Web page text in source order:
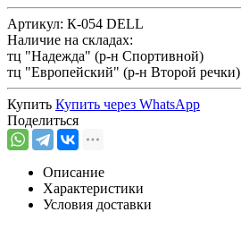
Артикул: К-054 DELL
Наличие на складах:
тц "Надежда" (р-н Спортивной)
тц "Европейский" (р-н Второй речки)
Купить Купить через WhatsApp
Поделиться
Описание
Характеристики
Условия доставки